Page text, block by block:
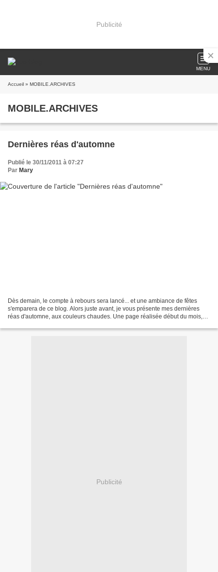
Publicité
MENU
Accueil » MOBILE.ARCHIVES
MOBILE.ARCHIVES
Dernières réas d'automne
Publié le 30/11/2011 à 07:27
Par Mary
Dès demain, le compte à rebours sera lancé... et une ambiance de fêtes
s'emparera de ce blog. Alors juste avant, je vous présente mes dernières
réas d'automne, aux couleurs chaudes. Une page réalisée début du mois,
Publicité